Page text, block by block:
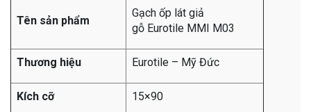
Tên sản phẩm
Gạch ốp lát giả
gỗ Eurotile MMI M03
Thương hiệu Eurotile – Mỹ Đức
Kích cỡ 15×90